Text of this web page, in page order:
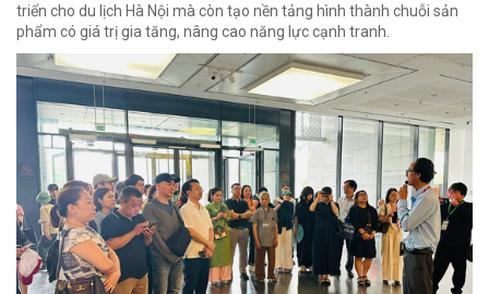
triển cho du lịch Hà Nội mà còn tạo nền tảng hình thành chuỗi sản
phẩm có giá trị gia tăng, nâng cao năng lực cạnh tranh.